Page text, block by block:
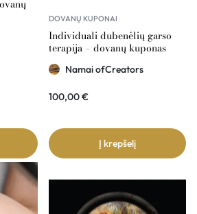
DOVANŲ KUPONAI
Individuali dubenėlių garso
terapija – dovanų kuponas
Namai ofCreators 100€ vertė
Namai ofCreators
100,00€
Į krepšelį